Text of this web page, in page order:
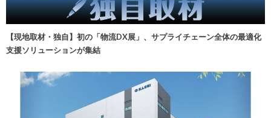
【現地取材・独自】初の「物流DX展」、サプライチェーン全体の最適化
支援ソリューションが集結